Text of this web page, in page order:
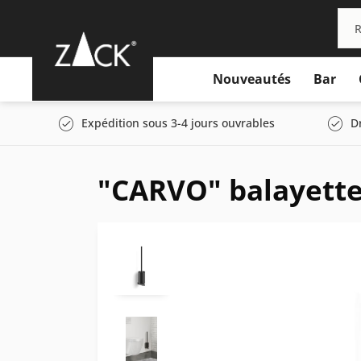
Nouveautés Bar
Expédition sous 3-4 jours ouvrables
"CARVO"